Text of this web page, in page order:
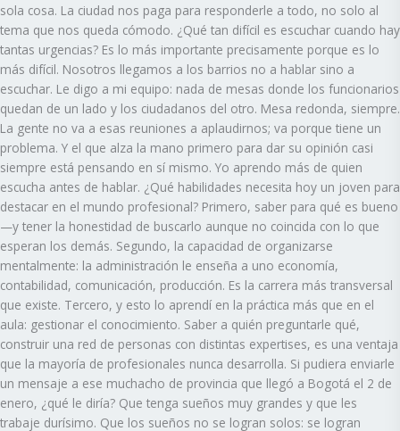
sola cosa. La ciudad nos paga para responderle a todo, no solo al
tema que nos queda cómodo. ¿Qué tan difícil es escuchar cuando hay
tantas urgencias? Es lo más importante precisamente porque es lo
más difícil. Nosotros llegamos a los barrios no a hablar sino a
escuchar. Le digo a mi equipo: nada de mesas donde los funcionarios
quedan de un lado y los ciudadanos del otro. Mesa redonda, siempre.
La gente no va a esas reuniones a aplaudirnos; va porque tiene un
problema. Y el que alza la mano primero para dar su opinión casi
siempre está pensando en sí mismo. Yo aprendo más de quien
escucha antes de hablar. ¿Qué habilidades necesita hoy un joven para
destacar en el mundo profesional? Primero, saber para qué es bueno
—y tener la honestidad de buscarlo aunque no coincida con lo que
esperan los demás. Segundo, la capacidad de organizarse
mentalmente: la administración le enseña a uno economía,
contabilidad, comunicación, producción. Es la carrera más transversal
que existe. Tercero, y esto lo aprendí en la práctica más que en el
aula: gestionar el conocimiento. Saber a quién preguntarle qué,
construir una red de personas con distintas expertises, es una ventaja
que la mayoría de profesionales nunca desarrolla. Si pudiera enviarle
un mensaje a ese muchacho de provincia que llegó a Bogotá el 2 de
enero, ¿qué le diría? Que tenga sueños muy grandes y que les
trabaje durísimo. Que los sueños no se logran solos: se logran